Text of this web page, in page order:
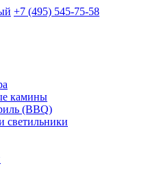
+7 (495) 545-75-58
камины
(BBQ)
светильники